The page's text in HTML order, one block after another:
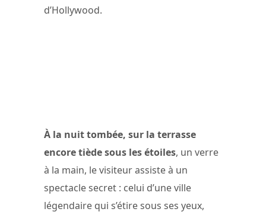
d’Hollywood.
À la nuit tombée, sur la terrasse
encore tiède sous les étoiles, un verre
à la main, le visiteur assiste à un
spectacle secret : celui d’une ville
légendaire qui s’étire sous ses yeux,